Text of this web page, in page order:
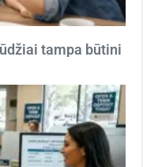
tampa būtini